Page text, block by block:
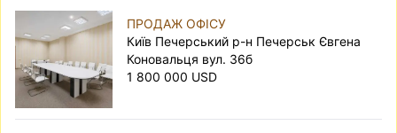
ПРОДАЖ ОФІСУ
Київ Печерський р-н Печерськ Євгена
Коновальця вул. 36б
1 800 000 USD